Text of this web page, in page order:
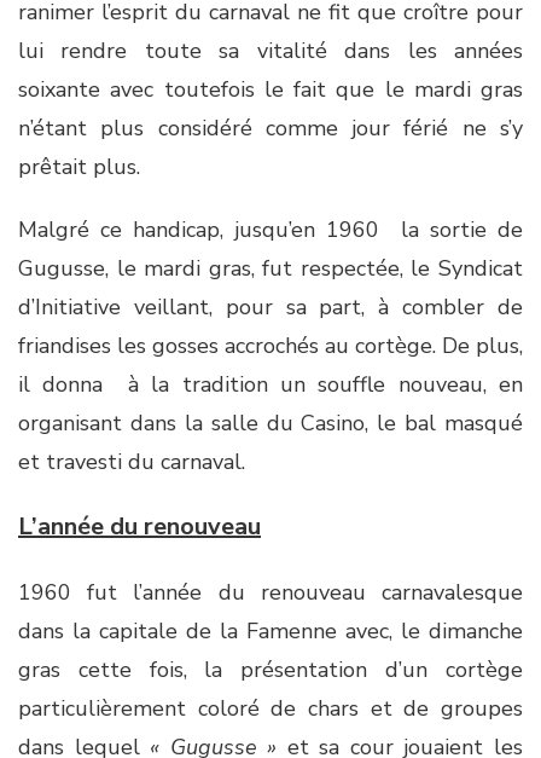
ranimer l’esprit du carnaval ne fit que croître pour
lui rendre toute sa vitalité dans les années
soixante avec toutefois le fait que le mardi gras
n’étant plus considéré comme jour férié ne s’y
prêtait plus.
Malgré ce handicap, jusqu’en 1960 la sortie de
Gugusse, le mardi gras, fut respectée, le Syndicat
d’Initiative veillant, pour sa part, à combler de
friandises les gosses accrochés au cortège. De plus,
il donna à la tradition un souffle nouveau, en
organisant dans la salle du Casino, le bal masqué
et travesti du carnaval.
L’année du renouveau
1960 fut l’année du renouveau carnavalesque
dans la capitale de la Famenne avec, le dimanche
gras cette fois, la présentation d’un cortège
particulièrement coloré de chars et de groupes
dans lequel « Gugusse » et sa cour jouaient les